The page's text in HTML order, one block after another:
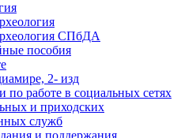
СПбДА
пособия
2- изд
по работе в социальных сетях
и приходских
служб